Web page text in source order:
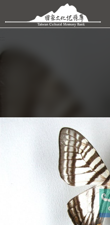
跳到主要內容區塊